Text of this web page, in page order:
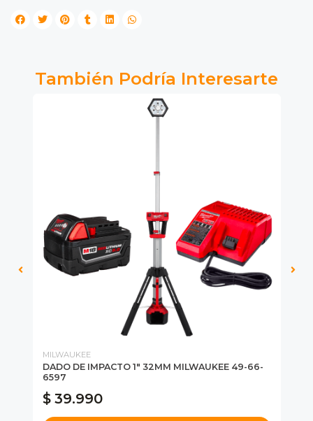
También Podría Interesarte
MILWAUKEE
DADO DE IMPACTO 1" 32MM MILWAUKEE 49-66-
6597
$ 39.990